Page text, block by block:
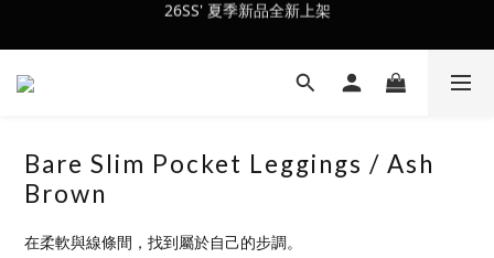
會員訂單滿$2500超取免運
會員訂單滿$2500超取免運
Bare Slim Pocket Leggings / Ash
Brown
在柔軟與線條間，找到屬於自己的步調。